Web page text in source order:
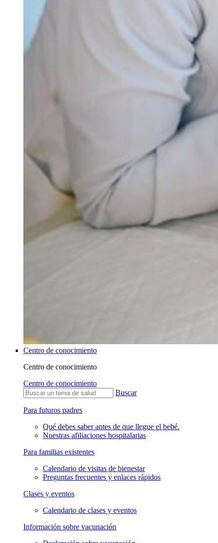
Centro de conocimiento
Centro de conocimiento
Centro de conocimiento
Buscar
Para futuros padres
Qué debes saber antes de que llegue el bebé.
Nuestras afiliaciones hospitalarias
Para familias existentes
Calendario de visitas de bienestar
Preguntas frecuentes y enlaces rápidos
Clases y eventos
Calendario de clases y eventos
Información sobre vacunación